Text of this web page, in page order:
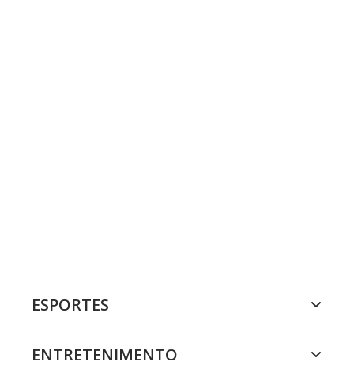
ESPORTES
ENTRETENIMENTO